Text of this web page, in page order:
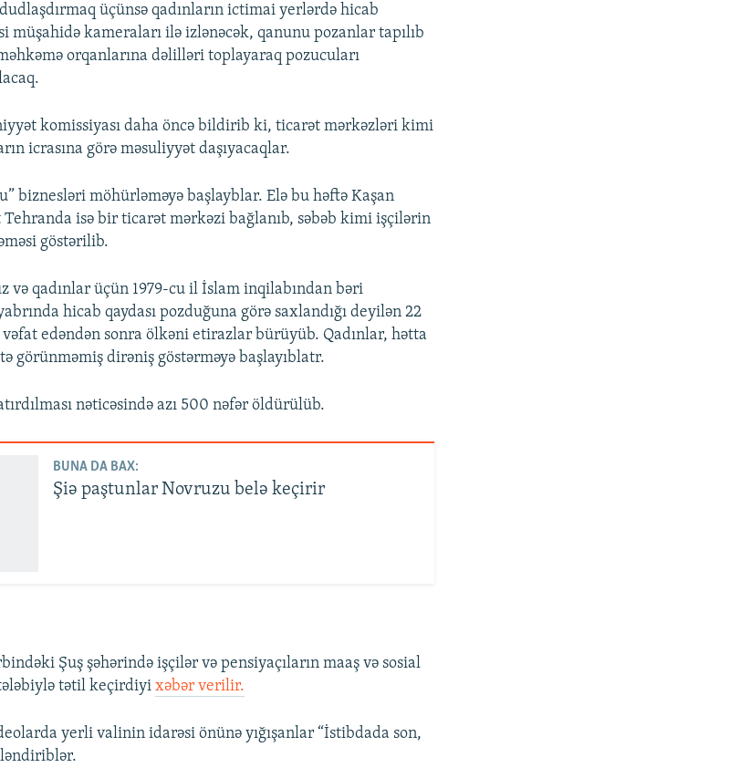
üçünsə qadınların ictimai yerlərdə hicab
müşahidə kameraları ilə izlənəcək, qanunu pozanlar tapılıb
orqanlarına dəlilləri toplayaraq pozucuları
komissiyası daha öncə bildirib ki, ticarət mərkəzləri kimi
icrasına görə məsuliyyət daşıyacaqlar.
biznesləri möhürləməyə başlayblar. Elə bu həftə Kaşan
isə bir ticarət mərkəzi bağlanıb, səbəb kimi işçilərin
göstərilib.
və qadınlar üçün 1979-cu il İslam inqilabından bəri
hicab qaydası pozduğuna görə saxlandığı deyilən 22
edəndən sonra ölkəni etirazlar bürüyüb. Qadınlar, hətta
görünməmiş dirəniş göstərməyə başlayıblatr.
nəticəsində azı 500 nəfər öldürülüb.
BUNA DA BAX:
Şiə paştunlar Novruzu belə keçirir
Şuş şəhərində işçilər və pensiyaçıların maaş və sosial
tətil keçirdiyixəbər verilir.
yerli valinin idarəsi önünə yığışanlar “İstibdada son,